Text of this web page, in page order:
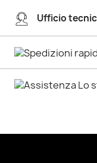
Ufficio